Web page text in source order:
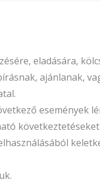
eladására,
ajánlanak,
események